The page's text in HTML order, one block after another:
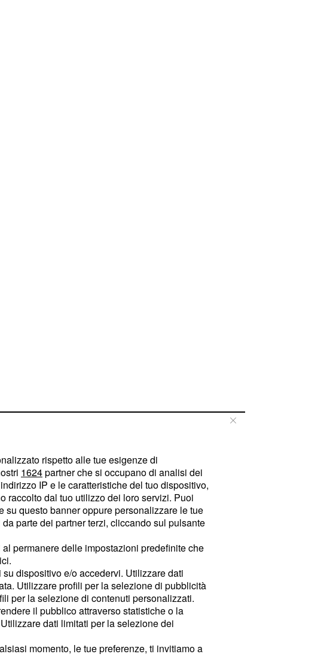
rispetto alle tue esigenze di
1624partner che si occupano di analisi dei
IP e le caratteristiche del tuo dispositivo,
raccolto dal tuo utilizzo dei loro servizi. Puoi
su questo banner oppure personalizzare le tue
parte dei partner terzi, cliccando sul pulsante
permanere delle impostazioni predefinite che
dispositivo e/o accedervi. Utilizzare dati
Utilizzare profili per la selezione di pubblicità
per la selezione di contenuti personalizzati.
il pubblico attraverso statistiche o la
dati limitati per la selezione dei
momento, le tue preferenze, ti invitiamo a